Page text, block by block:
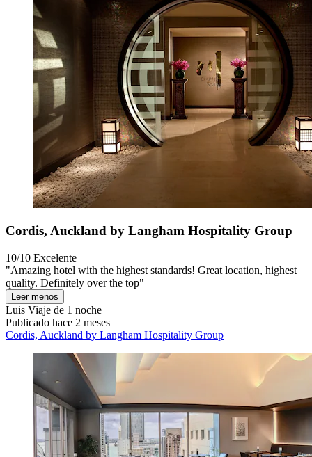
Cordis, Auckland by Langham Hospitality Group
10/10 Excelente
"Amazing hotel with the highest standards! Great location, highest
quality. Definitely over the top"
Leer menos
Luis Viaje de 1 noche
Publicado hace 2 meses
Cordis, Auckland by Langham Hospitality Group